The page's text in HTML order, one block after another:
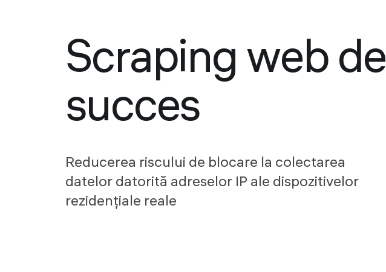
Scraping web de
succes
Reducerea riscului de blocare la colectarea
datelor datorită adreselor IP ale dispozitivelor
rezidențiale reale